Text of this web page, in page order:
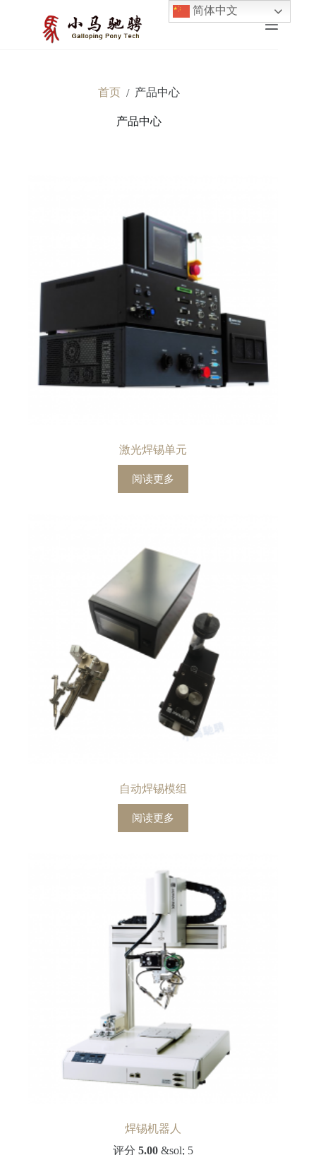
首页 / 产品中心
产品中心
激光焊锡单元
阅读更多
自动焊锡模组
阅读更多
焊锡机器人
评分5.00 &sol; 5
简体中文